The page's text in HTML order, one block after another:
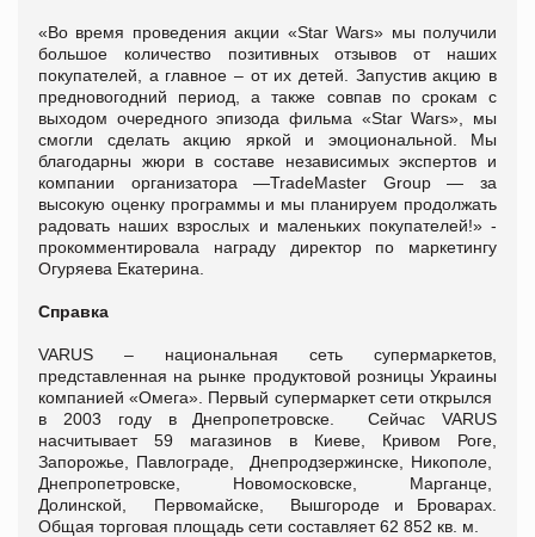
«Во время проведения акции «Star Wars» мы получили
большое количество позитивных отзывов от наших
покупателей, а главное – от их детей. Запустив акцию в
предновогодний период, а также совпав по срокам с
выходом очередного эпизода фильма «Star Wars», мы
смогли сделать акцию яркой и эмоциональной. Мы
благодарны жюри в составе независимых экспертов и
компании организатора —TradeMaster Group — за
высокую оценку программы и мы планируем продолжать
радовать наших взрослых и маленьких покупателей!» -
прокомментировала награду директор по маркетингу
Огуряева Екатерина.
Справка
VARUS – национальная сеть супермаркетов,
представленная на рынке продуктовой розницы Украины
компанией «Омега». Первый супермаркет сети открылся
в 2003 году в Днепропетровске. Сейчас VARUS
насчитывает 59 магазинов в Киеве, Кривом Роге,
Запорожье, Павлограде, Днепродзержинске, Никополе,
Днепропетровске, Новомосковске, Марганце,
Долинской, Первомайске, Вышгороде и Броварах.
Общая торговая площадь сети составляет 62 852 кв. м.